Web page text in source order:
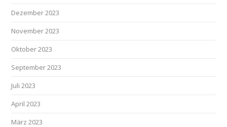
Dezember 2023
November 2023
Oktober 2023
September 2023
Juli 2023
April 2023
März 2023